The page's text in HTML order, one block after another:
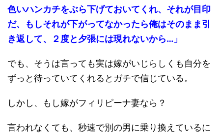
色いハンカチをぶら下げておいてくれ、それが目印
だ、もしそれが下がってなかったら俺はそのまま引
き返して、２度と夕張には現れないから…」
でも、そうは言っても実は嫁がいじらしくも自分を
ずっと待っていてくれるとガチで信じている。
しかし、もし嫁がフィリピーナ妻なら？
言われなくても、秒速で別の男に乗り換えているに